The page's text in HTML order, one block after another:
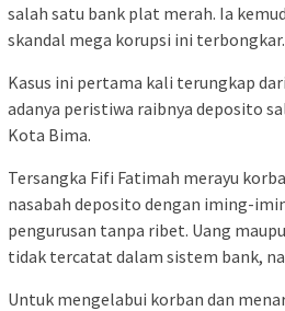
salah satu bank plat merah. Ia
skandal mega korupsi ini terbongkar.
Kasus ini pertama kali terungkap
adanya peristiwa raibnya deposito
Kota Bima.
Tersangka Fifi Fatimah merayu
nasabah deposito dengan iming-
pengurusan tanpa ribet. Uang
tidak tercatat dalam sistem bank,
Untuk mengelabui korban dan